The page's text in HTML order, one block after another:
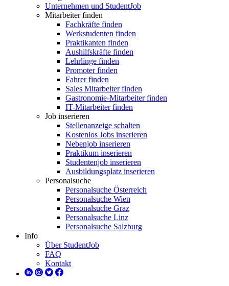
Unternehmen und StudentJob
Mitarbeiter finden
Fachkräfte finden
Werkstudenten finden
Praktikanten finden
Aushilfskräfte finden
Lehrlinge finden
Promoter finden
Fahrer finden
Sales Mitarbeiter finden
Gastronomie-Mitarbeiter finden
IT-Mitarbeiter finden
Job inserieren
Stellenanzeige schalten
Kostenlos Jobs inserieren
Nebenjob inserieren
Praktikum inserieren
Studentenjob inserieren
Ausbildungsplatz inserieren
Personalsuche
Personalsuche Österreich
Personalsuche Wien
Personalsuche Graz
Personalsuche Linz
Personalsuche Salzburg
Info
Über StudentJob
FAQ
Kontakt